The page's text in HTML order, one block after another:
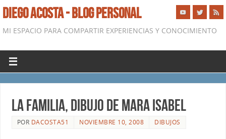
DIEGO ACOSTA - BLOG PERSONAL
MI ESPACIO PARA COMPARTIR EXPERIENCIAS Y CONOCIMIENTO
La Familia, Dibujo de Mara Isabel
POR DACOSTA51 NOVIEMBRE 10, 2008 DIBUJOS